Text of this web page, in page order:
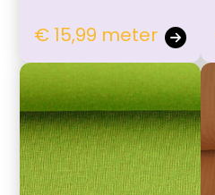
€ 15,99 meter